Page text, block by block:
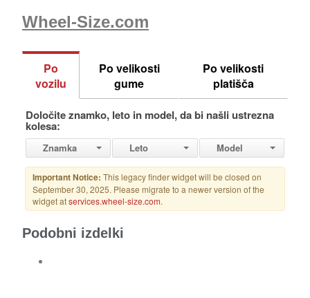
Wheel-Size.com
Podobni izdelki